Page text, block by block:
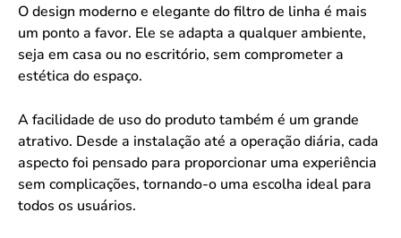
O design moderno e elegante do filtro de linha é mais
um ponto a favor. Ele se adapta a qualquer ambiente,
seja em casa ou no escritório, sem comprometer a
estética do espaço.
A facilidade de uso do produto também é um grande
atrativo. Desde a instalação até a operação diária, cada
aspecto foi pensado para proporcionar uma experiência
sem complicações, tornando-o uma escolha ideal para
todos os usuários.